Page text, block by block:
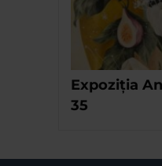
Expoziția
35